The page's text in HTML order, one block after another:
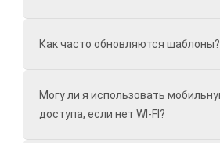
Как часто обновляются шаблоны?
Могу ли я использовать
доступа, если нет WI-FI?